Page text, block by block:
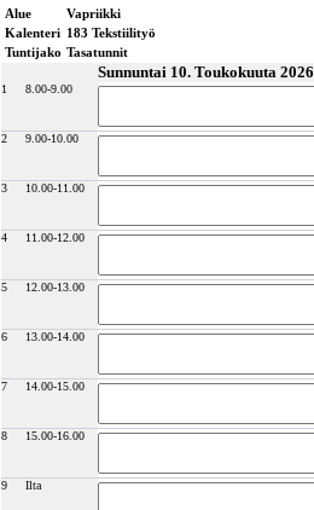
Alue
Vapriikki
Kalenteri 183 Tekstiilityö
Tuntijako Tasatunnit
Sunnuntai 10. Toukokuuta 2026
1 8.00-9.00
2 9.00-10.00
3 10.00-11.00
4 11.00-12.00
5 12.00-13.00
6 13.00-14.00
7 14.00-15.00
8 15.00-16.00
9 Ilta